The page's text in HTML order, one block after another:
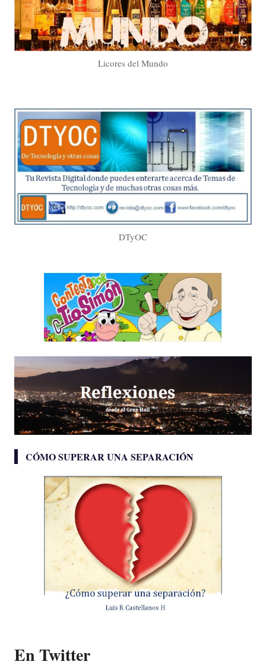
Licores del Mundo
DTyOC
CÓMO SUPERAR UNA SEPARACIÓN
En Twitter